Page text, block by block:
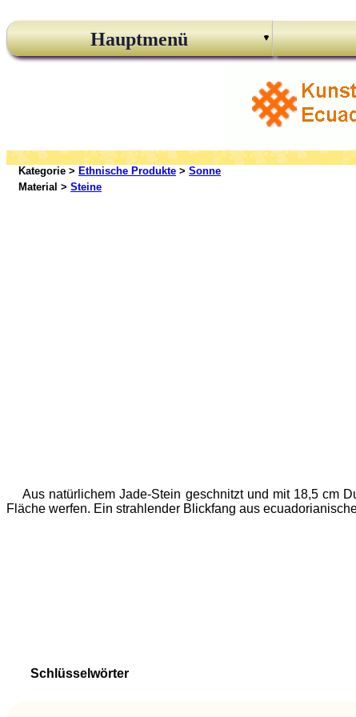
Hauptmenü
Kategorie > Ethnische Produkte > Sonne
Material > Steine
Aus natürlichem Jade-Stein geschnitzt und mit 18,5 cm
Fläche werfen. Ein strahlender Blickfang aus
Schlüsselwörter